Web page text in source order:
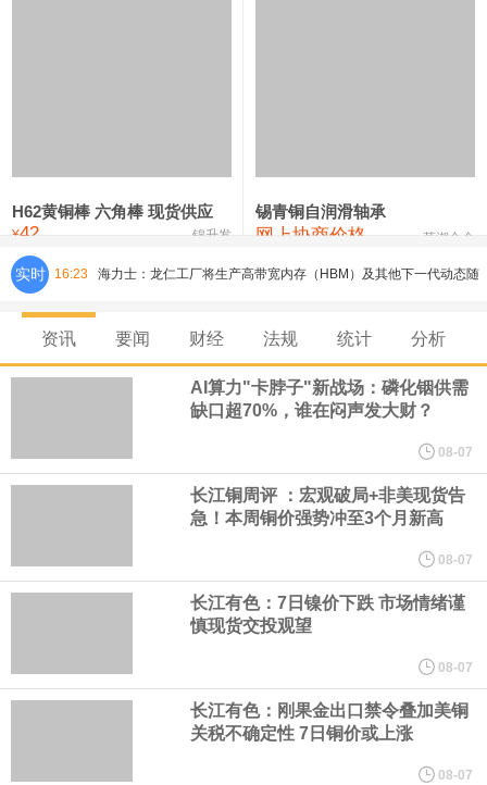
H62黄铜棒 六角棒 现货供应
¥42 锦升发
锡青铜自润滑轴承
网上协商价格 芜湖合金
实时 16:23 海力士：龙仁工厂将生产高带宽内存（HBM）及其他下一代动态随
机存取存储器（DRAM）。
必和必拓港口联合工会：必和必拓西澳大利亚铁矿石业务的工人已
8月7日，宇树科技董事长王兴兴网上路演时表示，报告期内，公司
元，最近3年复合增长率达70.36%，呈快速增长趋势，并形成多项
核心技术和知识产权。截至2026年1月31日，公司拥有262项专利权
（含境内发明专利20项）。
资讯 要闻 财经 法规 统计 分析
AI算力"卡脖子"新战场：磷化铟供需
缺口超70%，谁在闷声发大财？
08-07
长江铜周评 ：宏观破局+非美现货告
急！本周铜价强势冲至3个月新高
08-07
长江有色：7日镍价下跌 市场情绪谨
慎现货交投观望
08-07
长江有色：刚果金出口禁令叠加美铜
关税不确定性 7日铜价或上涨
08-07